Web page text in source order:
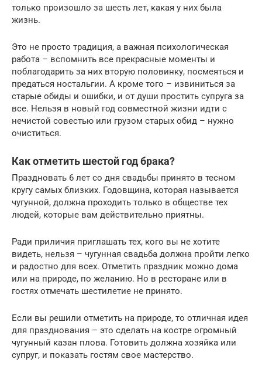
только произошло за шесть лет, какая у них была
жизнь.
Это не просто традиция, а важная психологическая
работа – вспомнить все прекрасные моменты и
поблагодарить за них вторую половинку, посмеяться и
предаться ностальгии. А кроме того – извиниться за
старые обиды и ошибки, и от души простить супруга за
все. Нельзя в новый год совместной жизни идти с
нечистой совестью или грузом старых обид – нужно
очиститься.
Как отметить шестой год брака?
Праздновать 6 лет со дня свадьбы принято в тесном
кругу самых близких. Годовщина, которая называется
чугунной, должна проходить только в обществе тех
людей, которые вам действительно приятны.
Ради приличия приглашать тех, кого вы не хотите
видеть, нельзя – чугунная свадьба должна пройти легко
и радостно для всех. Отметить праздник можно дома
или на природе, по желанию. Но в ресторане или в
гостях отмечать шестилетие не принято.
Если вы решили отметить на природе, то отличная идея
для празднования – это сделать на костре огромный
чугунный казан плова. Готовить должна хозяйка или
супруг, и показать гостям свое мастерство.